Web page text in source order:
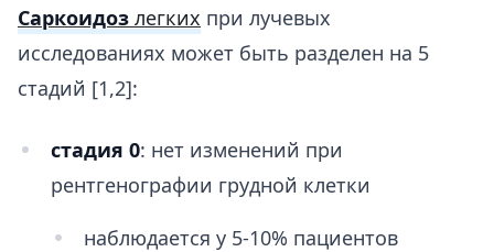
Саркоидоз легких при лучевых
исследованиях может быть разделен на 5
стадий [1,2]:
стадия 0: нет изменений при
рентгенографии грудной клетки
наблюдается у 5-10% пациентов